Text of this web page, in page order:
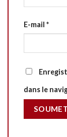
E-mail *
dans le